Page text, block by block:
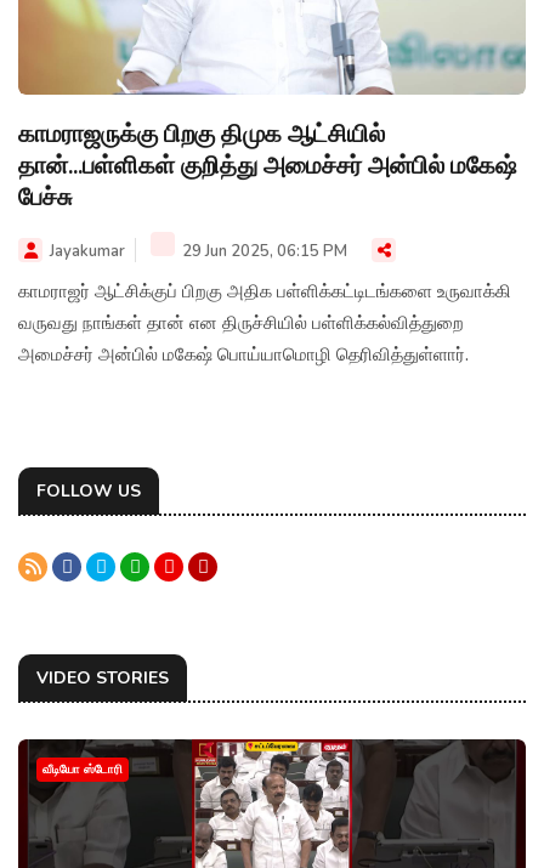
காமராஜருக்கு பிறகு திமுக ஆட்சியில்
தான்...பள்ளிகள் குறித்து அமைச்சர் அன்பில் மகேஷ்
பேச்சு
Jayakumar 29 Jun 2025, 06:15 PM
காமராஜர் ஆட்சிக்குப் பிறகு அதிக பள்ளிக்கட்டிடங்களை உருவாக்கி
வருவது நாங்கள் தான் என திருச்சியில் பள்ளிக்கல்வித்துறை
அமைச்சர் அன்பில் மகேஷ் பொய்யாமொழி தெரிவித்துள்ளார்.
FOLLOW US
VIDEO STORIES
வீடியோ ஸ்டோரி